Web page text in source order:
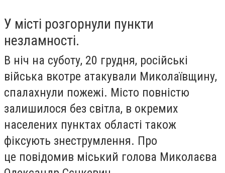
У місті розгорнули пункти
незламності.
В ніч на суботу, 20 грудня, російські
війська вкотре атакували Миколаївщину,
спалахнули пожежі. Місто повністю
залишилося без світла, в окремих
населених пунктах області також
фіксують знеструмлення. Про
це повідомив міський голова Миколаєва